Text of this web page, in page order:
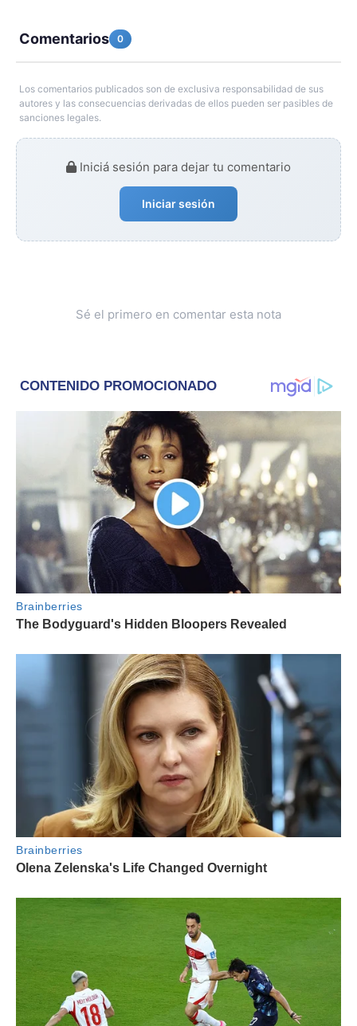
Comentarios 0
Los comentarios publicados son de exclusiva responsabilidad de sus
autores y las consecuencias derivadas de ellos pueden ser pasibles de
sanciones legales.
Iniciá sesión para dejar tu comentario
Iniciar sesión
Sé el primero en comentar esta nota